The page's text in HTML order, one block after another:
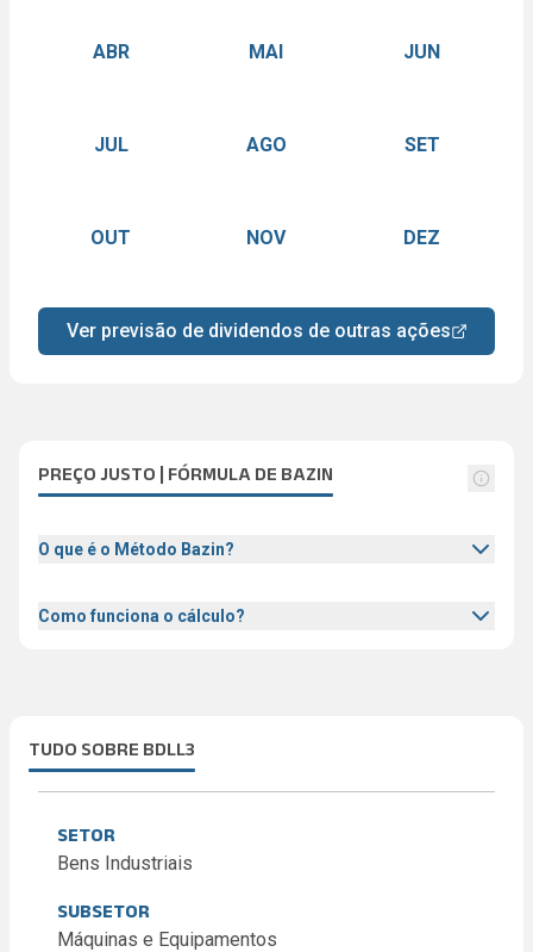
ABR MAI JUN
JUL AGO SET
OUT NOV DEZ
Ver previsão de dividendos de outras ações
PREÇO JUSTO | FÓRMULA DE BAZIN
O que é o Método Bazin?
Como funciona o cálculo?
TUDO SOBRE BDLL3
SETOR
Bens Industriais
SUBSETOR
Máquinas e Equipamentos